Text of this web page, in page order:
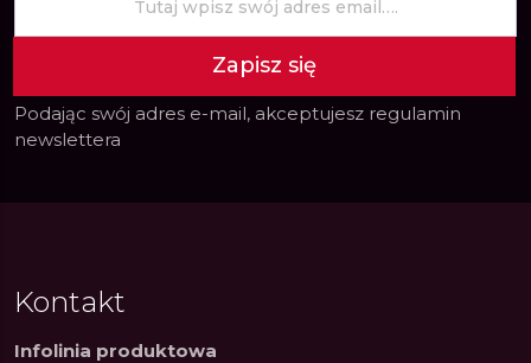
Zapisz się
Podając swój adres e-mail, akceptujesz regulamin
newslettera
Kontakt
Infolinia produktowa